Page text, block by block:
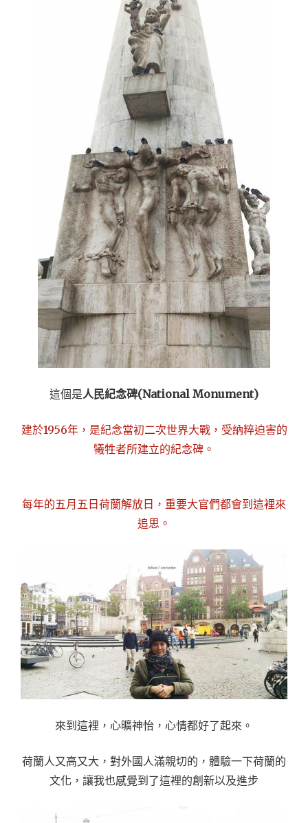
這個是人民紀念碑(National Monument)
建於1956年，是紀念當初二次世界大戰，受納粹迫害的
犧牲者所建立的紀念碑。
每年的五月五日荷蘭解放日，重要大官們都會到這裡來
追思。
來到這裡，心曠神怡，心情都好了起來。
荷蘭人又高又大，對外國人滿親切的，體驗一下荷蘭的
文化，讓我也感覺到了這裡的創新以及進步